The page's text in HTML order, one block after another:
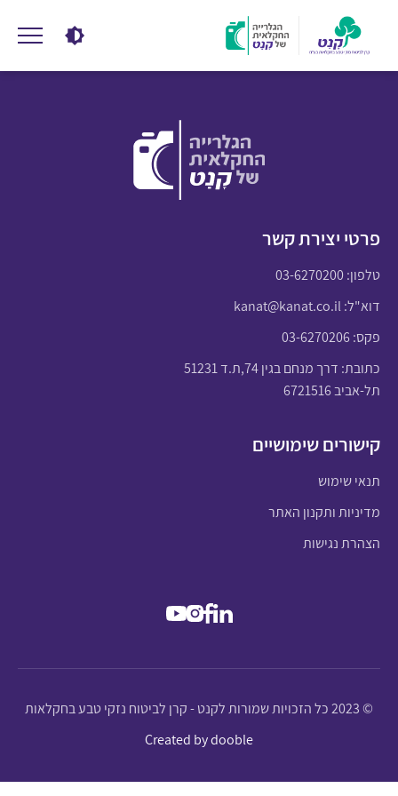
פרטי יצירת קשר
טלפון:03-6270200
דוא"ל:kanat@kanat.co.il
פקס: 03-6270206
כתובת: דרך מנחם בגין 74,ת.ד 51231
תל-אביב 6721516
קישורים שימושיים
תנאי שימוש
מדיניות ותקנון האתר
הצהרת נגישות
© 2023 כל הזכויות שמורות לקנט - קרן לביטוח נזקי טבע בחקלאות
Created by dooble